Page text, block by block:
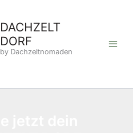
DACHZELT
DORF
by Dachzeltnomaden